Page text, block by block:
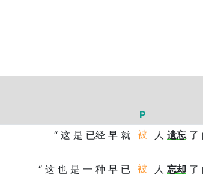
P
“ 这 是 已经 早 就 被 人 遗忘 了
“ 这 也 是 一 种 早 已 被 人 忘却 了